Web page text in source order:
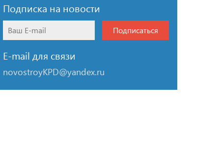
Подписка на новости
Подписаться
E-mail для связи
novostroyKPD@yandex.ru